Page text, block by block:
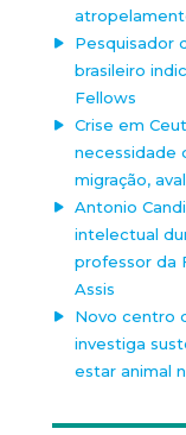
Pesquisador
brasileiro
Fellows
Crise em
necessidade
migração,
Antonio
intelectual
professor da
Assis
Novo centro
investiga
estar animal